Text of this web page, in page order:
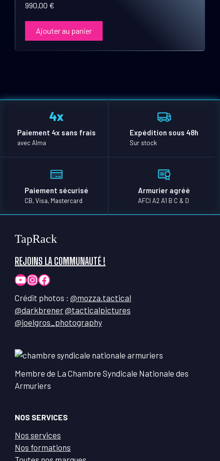
990,00 €
Ajouter au panier
Paiement 4x sans frais
avec Alma
Expédition sous 48h
Sur stock
Paiement sécurisé
CB, Visa, Mastercard
Armurier agréé
AFCI A2 A1 B C & D
TapRack
REJOINS LA COMMUNAUTÉ !
YouTube
Instagram
Facebook
Crédit photos : @mozza.tactical
@darkbrener@tacticalpictures
@joelgros_photography
Membre de La Chambre Syndicale Nationale des
Armuriers
NOS SERVICES
Nos services
Nos formations